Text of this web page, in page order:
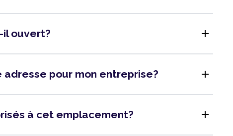
ouvert? add
pour mon entreprise? add
à cet emplacement? add